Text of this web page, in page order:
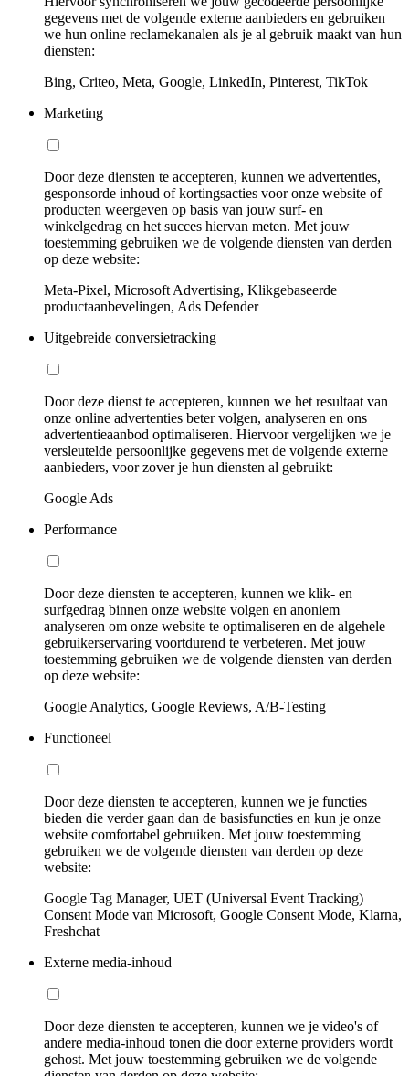
gegevens met de volgende externe aanbieders en gebruiken
we hun online reclamekanalen als je al gebruik maakt van hun
diensten:
Bing, Criteo, Meta, Google, LinkedIn, Pinterest, TikTok
Marketing
Door deze diensten te accepteren, kunnen we advertenties,
gesponsorde inhoud of kortingsacties voor onze website of
producten weergeven op basis van jouw surf- en
winkelgedrag en het succes hiervan meten. Met jouw
toestemming gebruiken we de volgende diensten van derden
op deze website:
Meta-Pixel, Microsoft Advertising, Klikgebaseerde
productaanbevelingen, Ads Defender
Uitgebreide conversietracking
Door deze dienst te accepteren, kunnen we het resultaat van
onze online advertenties beter volgen, analyseren en ons
advertentieaanbod optimaliseren. Hiervoor vergelijken we je
versleutelde persoonlijke gegevens met de volgende externe
aanbieders, voor zover je hun diensten al gebruikt:
Google Ads
Performance
Door deze diensten te accepteren, kunnen we klik- en
surfgedrag binnen onze website volgen en anoniem
analyseren om onze website te optimaliseren en de algehele
gebruikerservaring voortdurend te verbeteren. Met jouw
toestemming gebruiken we de volgende diensten van derden
op deze website:
Google Analytics, Google Reviews, A/B-Testing
Functioneel
Door deze diensten te accepteren, kunnen we je functies
bieden die verder gaan dan de basisfuncties en kun je onze
website comfortabel gebruiken. Met jouw toestemming
gebruiken we de volgende diensten van derden op deze
website:
Google Tag Manager, UET (Universal Event Tracking)
Consent Mode van Microsoft, Google Consent Mode, Klarna,
Freshchat
Externe media-inhoud
Door deze diensten te accepteren, kunnen we je video's of
andere media-inhoud tonen die door externe providers wordt
gehost. Met jouw toestemming gebruiken we de volgende